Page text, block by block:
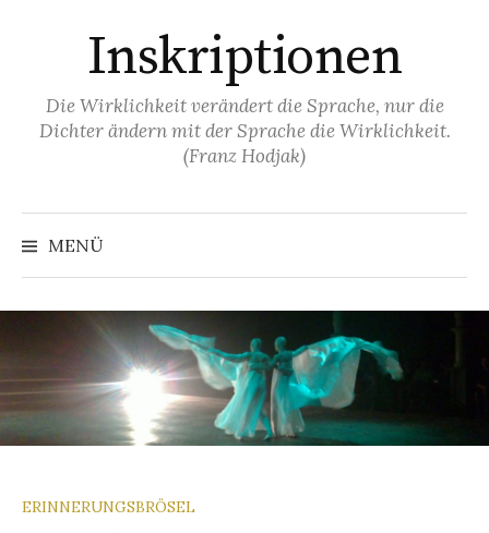
Inskriptionen
Die Wirklichkeit verändert die Sprache, nur die
Dichter ändern mit der Sprache die Wirklichkeit.
(Franz Hodjak)
MENÜ
ERINNERUNGSBRÖSEL